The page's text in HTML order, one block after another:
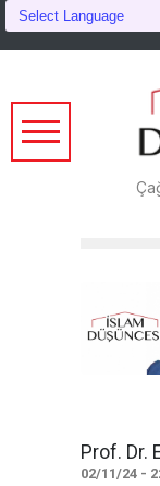
Prof. Dr.
02/11/24 -